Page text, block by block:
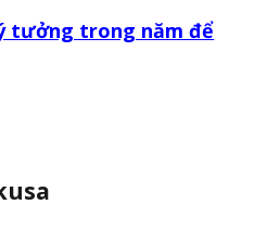
tưởng trong năm để